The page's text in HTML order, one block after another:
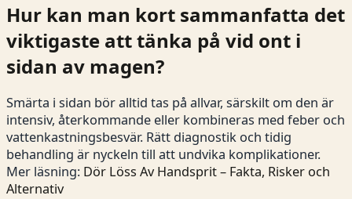
Hur kan man kort sammanfatta det
viktigaste att tänka på vid ont i
sidan av magen?
Smärta i sidan bör alltid tas på allvar, särskilt om den är
intensiv, återkommande eller kombineras med feber och
vattenkastningsbesvär. Rätt diagnostik och tidig
behandling är nyckeln till att undvika komplikationer.
Mer läsning: Dör Löss Av Handsprit – Fakta, Risker och
Alternativ